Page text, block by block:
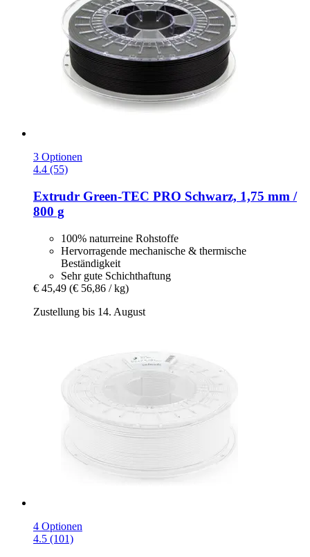
3 Optionen
4.4 (55)
Extrudr Green-​TEC PRO Schwarz, 1,75 mm /
800 g
100% naturreine Rohstoffe
Hervorragende mechanische & thermische
Beständigkeit
Sehr gute Schichthaftung
€ 45,49 (€ 56,86 / kg)
Zustellung bis 14. August
4 Optionen
4.5 (101)